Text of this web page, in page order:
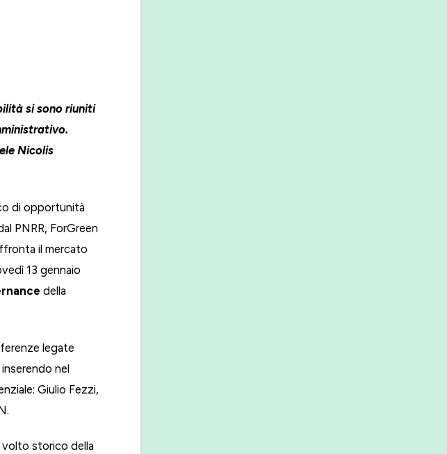
si sono riuniti
Nicolis
di opportunità
PNRR, ForGreen
il mercato
13 gennaio
della
legate
nel
Giulio Fezzi,
volto storico della